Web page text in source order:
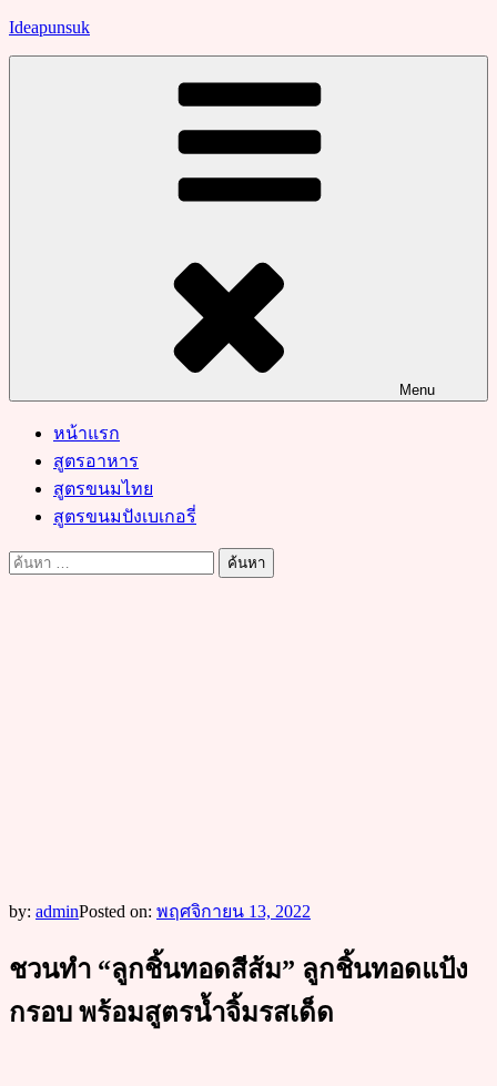
Skip
Ideapunsuk
Menu
หน้าแรก
สูตรอาหาร
สูตรขนมไทย
สูตรขนมปังเบเกอรี่
ค้นหา
by: adminPosted on: พฤศจิกายน 13, 2022
ชวนทำ “ลูกชิ้นทอดสีส้ม” ลูกชิ้นทอดแป้ง
กรอบ พร้อมสูตรน้ำจิ้มรสเด็ด